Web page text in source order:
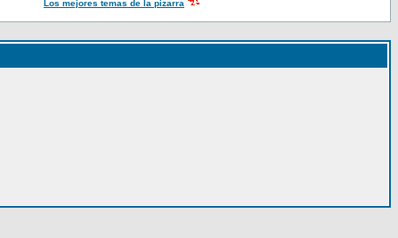
Los mejores temas de la pizarra